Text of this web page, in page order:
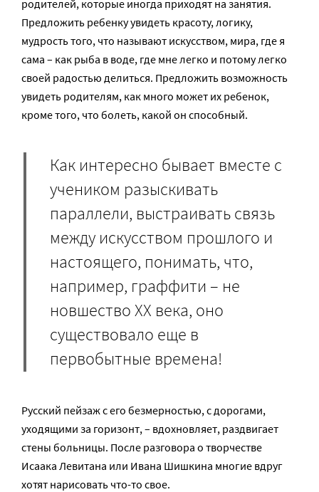
родителей, которые иногда приходят на занятия.
Предложить ребенку увидеть красоту, логику,
мудрость того, что называют искусством, мира, где я
сама – как рыба в воде, где мне легко и потому легко
своей радостью делиться. Предложить возможность
увидеть родителям, как много может их ребенок,
кроме того, что болеть, какой он способный.
Как интересно бывает вместе с
учеником разыскивать
параллели, выстраивать связь
между искусством прошлого и
настоящего, понимать, что,
например, граффити – не
новшество XX века, оно
существовало еще в
первобытные времена!
Русский пейзаж с его безмерностью, с дорогами,
уходящими за горизонт, – вдохновляет, раздвигает
стены больницы. После разговора о творчестве
Исаака Левитана или Ивана Шишкина многие вдруг
хотят нарисовать что-то свое.